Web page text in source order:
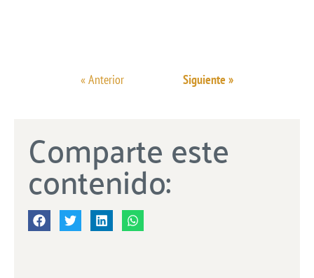
« Anterior Siguiente »
Comparte este
contenido: